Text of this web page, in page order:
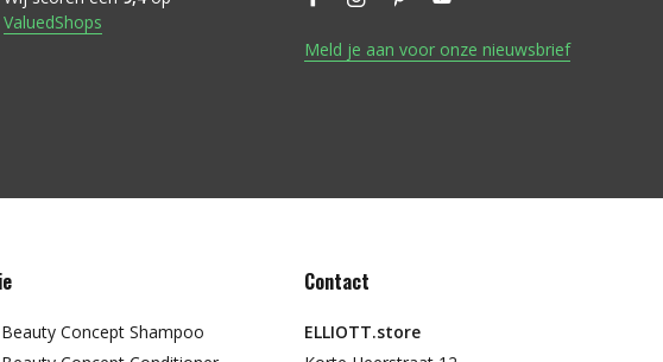
ValuedShops
Meld je aan voor onze nieuwsbrief
Concept Shampoo
Contact
ELLIOTT.store